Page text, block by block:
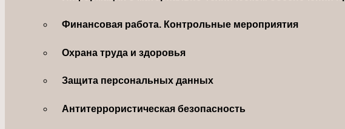
Финансовая работа. Контрольные мероприятия
Охрана труда и здоровья
Защита персональных данных
Антитеррористическая безопасность